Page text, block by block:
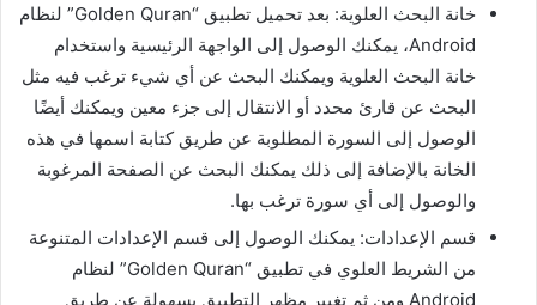
خانة البحث العلوية: بعد تحميل تطبيق “Golden Quran” لنظام
Android، يمكنك الوصول إلى الواجهة الرئيسية واستخدام
خانة البحث العلوية ويمكنك البحث عن أي شيء ترغب فيه مثل
البحث عن قارئ محدد أو الانتقال إلى جزء معين ويمكنك أيضًا
الوصول إلى السورة المطلوبة عن طريق كتابة اسمها في هذه
الخانة بالإضافة إلى ذلك يمكنك البحث عن الصفحة المرغوبة
والوصول إلى أي سورة ترغب بها.
قسم الإعدادات: يمكنك الوصول إلى قسم الإعدادات المتنوعة
من الشريط العلوي في تطبيق “Golden Quran” لنظام
Android ومن ثم تغيير مظهر التطبيق بسهولة عن طريق